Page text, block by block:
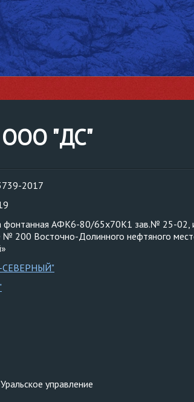
ООО "ДС"
2017
фонтанная АФК6-80/65х70К1 зав.№ 25-02,
№ 200 Восточно-Долинного нефтяного
управление